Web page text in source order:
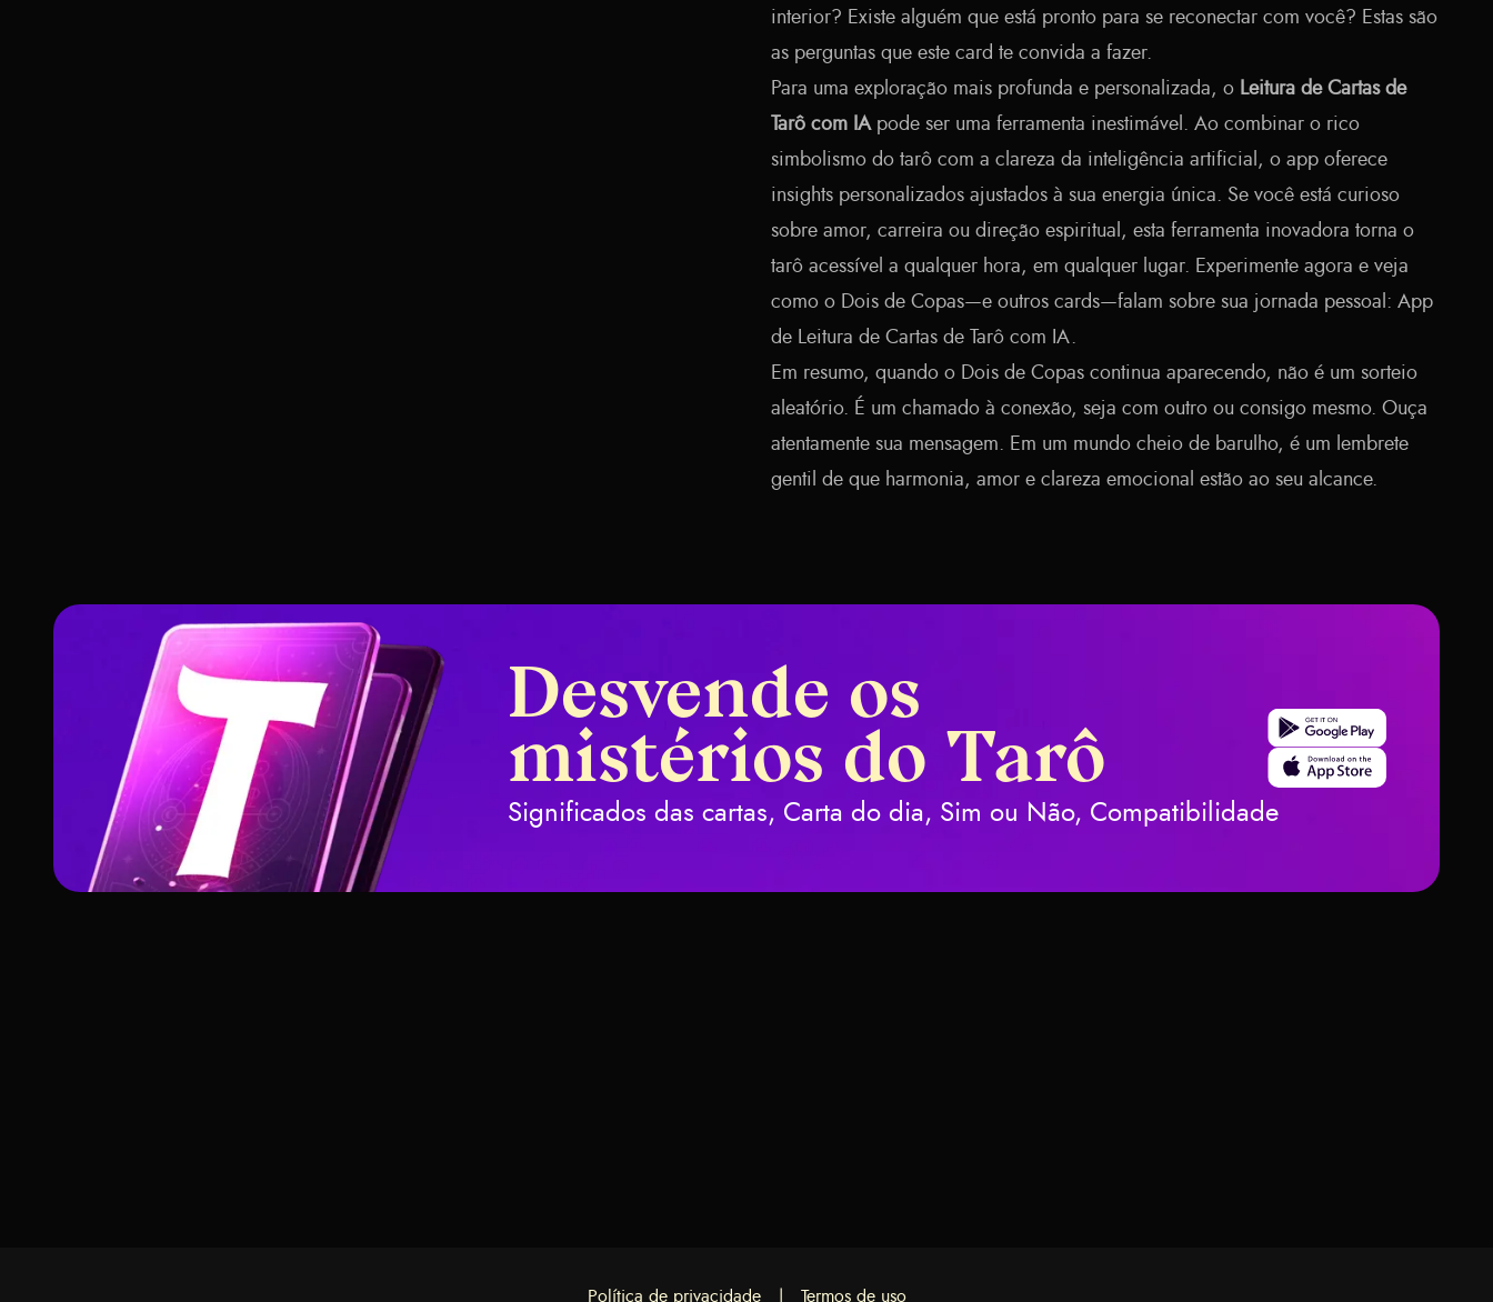
interior? Existe alguém que está pronto para se reconectar com você? Estas são
as perguntas que este card te convida a fazer.
Para uma exploração mais profunda e personalizada, o Leitura de Cartas de
Tarô com IApode ser uma ferramenta inestimável. Ao combinar o rico
simbolismo do tarô com a clareza da inteligência artificial, o app oferece
insights personalizados ajustados à sua energia única. Se você está curioso
sobre amor, carreira ou direção espiritual, esta ferramenta inovadora torna o
tarô acessível a qualquer hora, em qualquer lugar. Experimente agora e veja
como o Dois de Copas—e outros cards—falam sobre sua jornada pessoal: App
de Leitura de Cartas de Tarô com IA.
Em resumo, quando o Dois de Copas continua aparecendo, não é um sorteio
aleatório. É um chamado à conexão, seja com outro ou consigo mesmo. Ouça
atentamente sua mensagem. Em um mundo cheio de barulho, é um lembrete
gentil de que harmonia, amor e clareza emocional estão ao seu alcance.
Desvende os
mistérios do Tarô
Significados das cartas, Carta do dia, Sim ou Não, Compatibilidade
Get it on Google Play
Download on the App
Política de privacidade Termos de uso